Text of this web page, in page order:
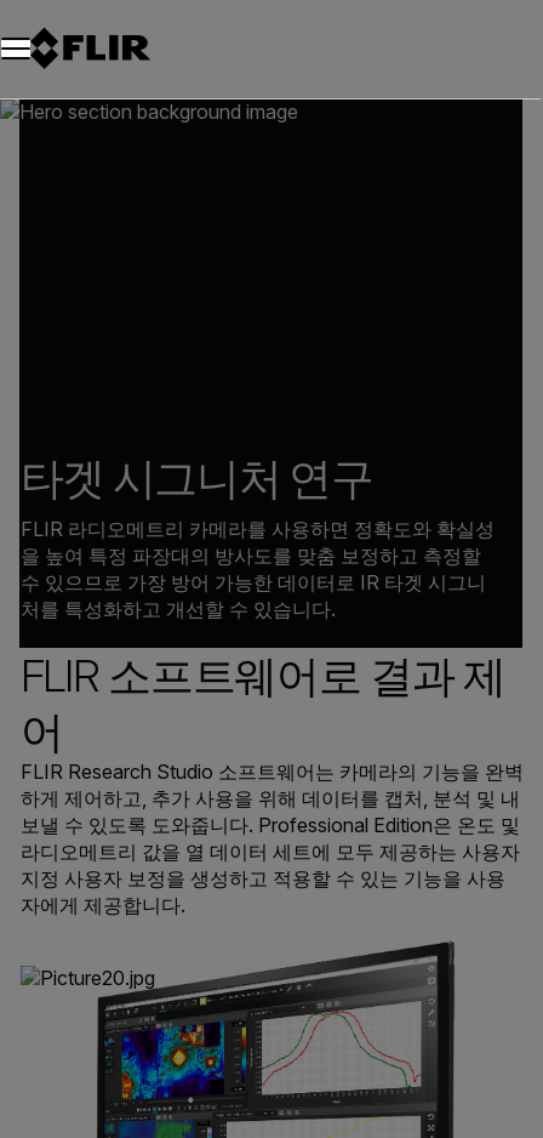
타겟 시그니처 연구
FLIR 라디오메트리 카메라를 사용하면 정확도와 확실성
을 높여 특정 파장대의 방사도를 맞춤 보정하고 측정할
수 있으므로 가장 방어 가능한 데이터로 IR 타겟 시그니
처를 특성화하고 개선할 수 있습니다.
FLIR 소프트웨어로 결과 제
어
FLIR Research Studio 소프트웨어는 카메라의 기능을 완벽
하게 제어하고, 추가 사용을 위해 데이터를 캡처, 분석 및 내
보낼 수 있도록 도와줍니다. Professional Edition은 온도 및
라디오메트리 값을 열 데이터 세트에 모두 제공하는 사용자
지정 사용자 보정을 생성하고 적용할 수 있는 기능을 사용
자에게 제공합니다.